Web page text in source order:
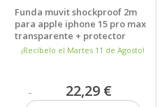
Funda muvit shockproof 2m
para apple iphone 15 pro max
transparente + protector
pantalla cristal templado
¡Recíbelo el Martes 11 de Agosto!
22,29 €